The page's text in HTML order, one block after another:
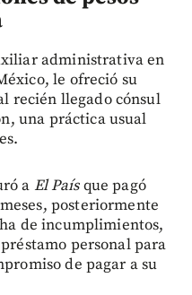
administrativa en
le ofreció su
recién llegado cónsul
una práctica usual
a El Paísque pagó
posteriormente
de incumplimientos,
personal para
de pagar a su